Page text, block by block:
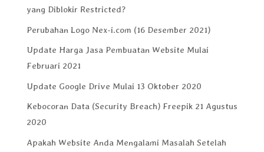
yang Diblokir Restricted?
Perubahan Logo Nex-i.com (16 Desember 2021)
Update Harga Jasa Pembuatan Website Mulai
Februari 2021
Update Google Drive Mulai 13 Oktober 2020
Kebocoran Data (Security Breach) Freepik 21 Agustus
2020
Apakah Website Anda Mengalami Masalah Setelah